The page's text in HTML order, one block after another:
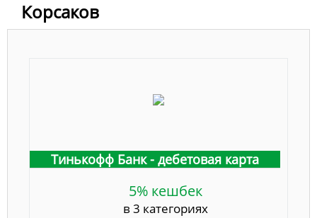
Корсаков
Тинькофф Банк - дебетовая карта
5% кешбек
в 3 категориях